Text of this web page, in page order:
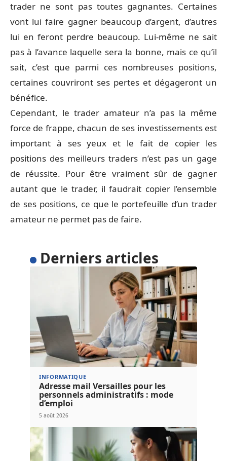
trader ne sont pas toutes gagnantes. Certaines
vont lui faire gagner beaucoup d’argent, d’autres
lui en feront perdre beaucoup. Lui-même ne sait
pas à l’avance laquelle sera la bonne, mais ce qu’il
sait, c’est que parmi ces nombreuses positions,
certaines couvriront ses pertes et dégageront un
bénéfice.
Cependant, le trader amateur n’a pas la même
force de frappe, chacun de ses investissements est
important à ses yeux et le fait de copier les
positions des meilleurs traders n’est pas un gage
de réussite. Pour être vraiment sûr de gagner
autant que le trader, il faudrait copier l’ensemble
de ses positions, ce que le portefeuille d’un trader
amateur ne permet pas de faire.
Derniers articles
INFORMATIQUE
Adresse mail Versailles pour les
personnels administratifs : mode
d’emploi
5 août 2026